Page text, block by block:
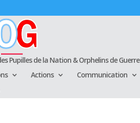
Pupilles de la Nation & Orphelins de Guerre
Actions Communication